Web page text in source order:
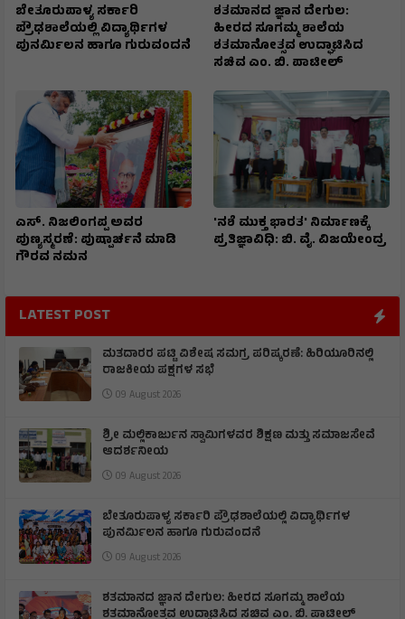
ಬೇತೂರುಪಾಳ್ಯ ಸರ್ಕಾರಿ
ಪ್ರೌಢಶಾಲೆಯಲ್ಲಿ ವಿದ್ಯಾರ್ಥಿಗಳ
ಪುನರ್ಮಿಲನ ಹಾಗೂ ಗುರುವಂದನೆ
ಶತಮಾನದ ಜ್ಞಾನ ದೇಗುಲ:
ಹೀರದ ಸೂಗಮ್ಮ ಶಾಲೆಯ
ಶತಮಾನೋತ್ಸವ ಉದ್ಘಾಟಿಸಿದ
ಸಚಿವ ಎಂ. ಬಿ. ಪಾಟೀಲ್
ಎಸ್. ನಿಜಲಿಂಗಪ್ಪ ಅವರ
ಪುಣ್ಯಸ್ಮರಣೆ: ಪುಷ್ಪಾರ್ಚನೆ ಮಾಡಿ
ಗೌರವ ನಮನ​
'ನಶೆ ಮುಕ್ತ ಭಾರತ' ನಿರ್ಮಾಣಕ್ಕೆ
ಪ್ರತಿಜ್ಞಾವಿಧಿ: ಬಿ. ವೈ. ವಿಜಯೇಂದ್ರ
LATEST POST
ಮತದಾರರ ಪಟ್ಟಿ ವಿಶೇಷ ಸಮಗ್ರ ಪರಿಷ್ಕರಣೆ: ಹಿರಿಯೂರಿನಲ್ಲಿ
ರಾಜಕೀಯ ಪಕ್ಷಗಳ ಸಭೆ
09 August 2026
ಶ್ರೀ ಮಲ್ಲಿಕಾರ್ಜುನ ಸ್ವಾಮಿಗಳವರ ಶಿಕ್ಷಣ ಮತ್ತು ಸಮಾಜಸೇವೆ
ಆದರ್ಶನೀಯ
09 August 2026
ಬೇತೂರುಪಾಳ್ಯ ಸರ್ಕಾರಿ ಪ್ರೌಢಶಾಲೆಯಲ್ಲಿ ವಿದ್ಯಾರ್ಥಿಗಳ
ಪುನರ್ಮಿಲನ ಹಾಗೂ ಗುರುವಂದನೆ
09 August 2026
ಶತಮಾನದ ಜ್ಞಾನ ದೇಗುಲ: ಹೀರದ ಸೂಗಮ್ಮ ಶಾಲೆಯ